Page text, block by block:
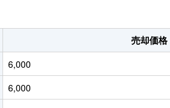
徒歩8分 110m² 165m²
徒歩14分 220m² 195m²
徒歩11分 50m² 80m²
徒歩9分 115m² 110m²
売却価格
6,000
6,000